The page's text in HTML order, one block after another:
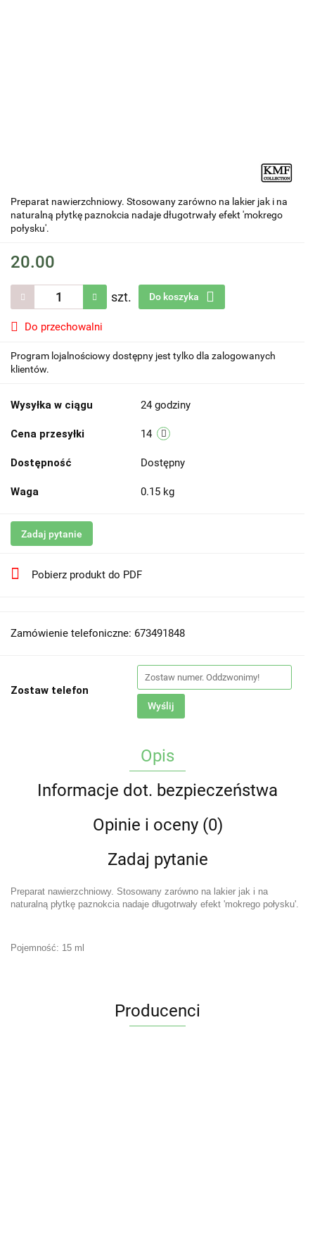
Preparat nawierzchniowy. Stosowany zarówno na lakier jak i na
naturalną płytkę paznokcia nadaje długotrwały efekt 'mokrego
połysku'.
20.00
szt. Do koszyka
Do przechowalni
Program lojalnościowy dostępny jest tylko dla zalogowanych
klientów.
Wysyłka w ciągu 24 godziny
Cena przesyłki 14
Dostępność Dostępny
Waga 0.15 kg
Zadaj pytanie
Pobierz produkt do PDF
Zamówienie telefoniczne: 673491848
Zostaw telefon
Wyślij
Opis
Informacje dot. bezpieczeństwa
Opinie i oceny (0)
Zadaj pytanie
Preparat nawierzchniowy. Stosowany zarówno na lakier jak i na
naturalną płytkę paznokcia nadaje długotrwały efekt 'mokrego połysku'.
Pojemność: 15 ml
Producenci